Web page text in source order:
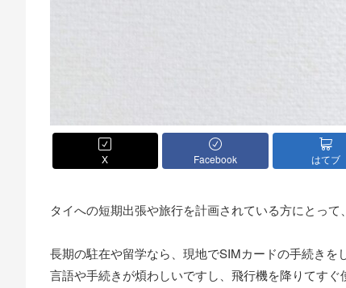
X Facebook はてブ
タイへの短期出張や旅行を計画されている方にとっ
長期の駐在や留学なら、現地でSIMカードの手続きを
言語や手続きが煩わしいですし、飛行機を降りてすぐ